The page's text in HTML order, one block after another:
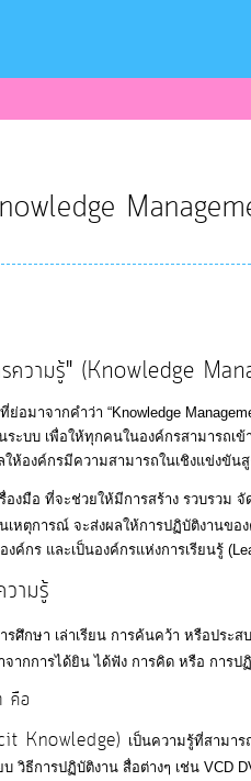
ความรู้" (Knowledge
มาจากคำว่า “Knowledge
ะบบ เพื่อให้ทุกคนในองค์กรสามารถเ
ห้องค์กรมีความสามารถในเชิงแข่งขัน
องมือ ที่จะช่วยให้มีการสร้าง รวบรวม
เหตุการณ์ จะส่งผลให้การปฏิบัติงาน
กร และเป็นองค์กรแห่งการเรียนรู้
ามรู้
รศึกษา เล่าเรียน การค้นคว้า หรือประ
จากการได้ยิน ได้ฟัง การคิด หรือ กา
คือ
Knowledge) เป็นความรู้ที่สามา
วิธีการปฏิบัติงาน สื่อต่างๆ เช่น VCD